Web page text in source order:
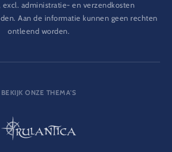
excl. administratie- en verzendkosten
Aan de informatie kunnen geen rechten
ontleend worden.
BEKIJK ONZE THEMA'S